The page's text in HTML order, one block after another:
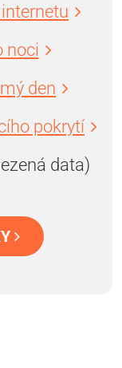
noci
den
pokrytí
data)